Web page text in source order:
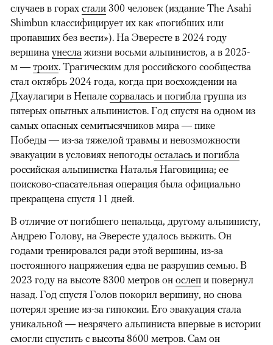
случаев в горах стали 300 человек (издание The Asahi
Shimbun классифицирует их как «погибших или
пропавших без вести»). На Эвересте в 2024 году
вершина унесла жизни восьми альпинистов, а в 2025-
м — троих. Трагическим для российского сообщества
стал октябрь 2024 года, когда при восхождении на
Дхаулагири в Непале сорвалась и погибла группа из
пятерых опытных альпинистов. Год спустя на одном из
самых опасных семитысячников мира — пике
Победы — из-за тяжелой травмы и невозможности
эвакуации в условиях непогоды осталась и погибла
российская альпинистка Наталья Наговицина; ее
поисково-спасательная операция была официально
прекращена спустя 11 дней.
В отличие от погибшего непальца, другому альпинисту,
Андрею Голову, на Эвересте удалось выжить. Он
годами тренировался ради этой вершины, из-за
постоянного напряжения едва не разрушив семью. В
2023 году на высоте 8300 метров он ослеп и повернул
назад. Год спустя Голов покорил вершину, но снова
потерял зрение из-за гипоксии. Его эвакуация стала
уникальной — незрячего альпиниста впервые в истории
смогли спустить с высоты 8600 метров. Сам он